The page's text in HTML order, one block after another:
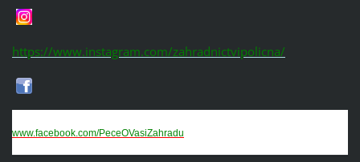
https://www.instagram.com/zahradnictvipolicna/
www.facebook.com/PeceOVasiZahradu